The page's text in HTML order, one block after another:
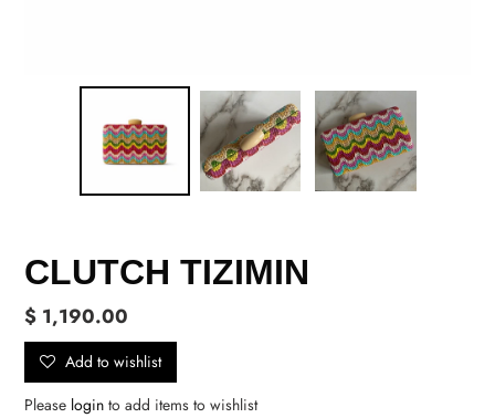
CLUTCH TIZIMIN
Precio
habitual
$ 1,190.00
Add to wishlist
Please login to add items to wishlist